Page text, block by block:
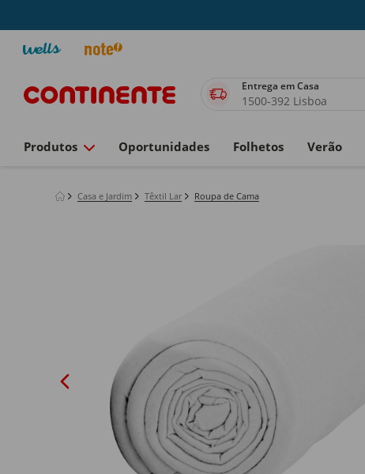
Entrega em Casa
1500-392 Lisboa
Produtos Oportunidades Folhetos Verão
Casa e Jardim Têxtil Lar Roupa de Cama